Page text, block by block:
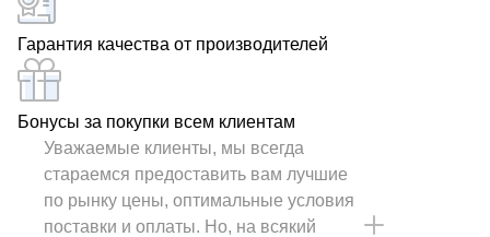
Гарантия качества от производителей
Бонусы за покупки всем клиентам
Уважаемые клиенты, мы всегда
стараемся предоставить вам лучшие
по рынку цены, оптимальные условия
поставки и оплаты. Но, на всякий